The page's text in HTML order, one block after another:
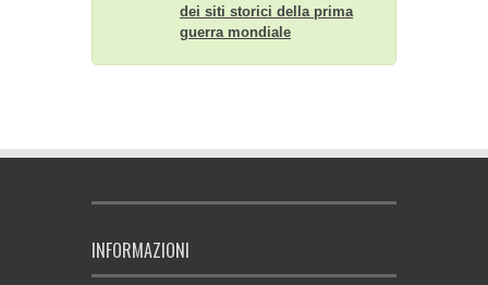
dei siti storici della prima
guerra mondiale
INFORMAZIONI